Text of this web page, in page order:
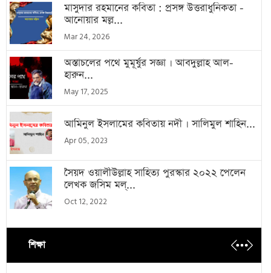
মাসুদার রহমানের কবিতা : প্রসঙ্গ উত্তরাধুনিকতা -
আনোয়ার মল্ল...
Mar 24, 2026
অস্তাচলের পথে মুমূর্ষুর সজ্ঞা । আবদুল্লাহ আল-
হারুন...
May 17, 2025
আমিনুল ইসলামের কবিতায় নদী । সালিমুল শাহিন...
Apr 05, 2023
সৈয়দ ওয়ালীউল্লাহ সাহিত্য পুরস্কার ২০২২ পেলেন
লেখক জসিম মল্...
Oct 12, 2022
শিক্ষা